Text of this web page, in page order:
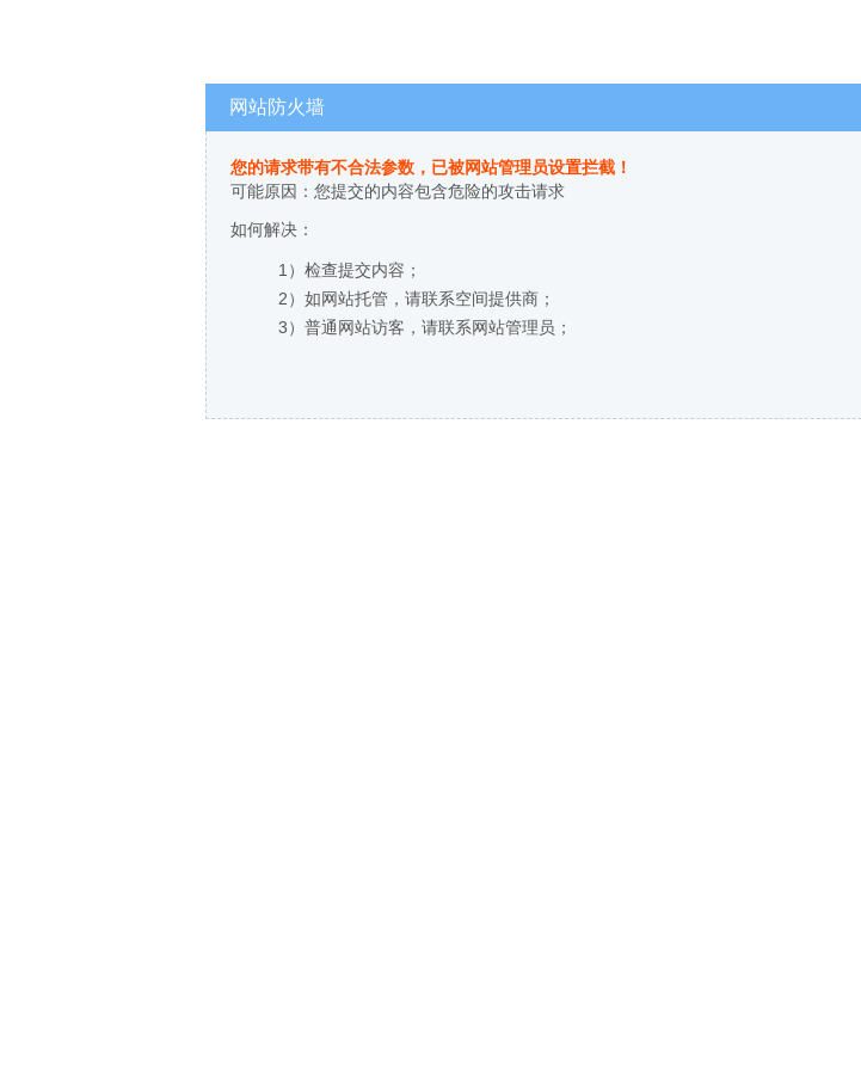
网站防火墙
您的请求带有不合法参数，已被网站管理员设置拦截！
可能原因：您提交的内容包含危险的攻击请求
如何解决：
1）检查提交内容；
2）如网站托管，请联系空间提供商；
3）普通网站访客，请联系网站管理员；